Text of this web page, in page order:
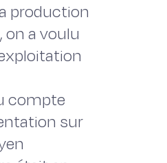
production
a voulu
compte
sur